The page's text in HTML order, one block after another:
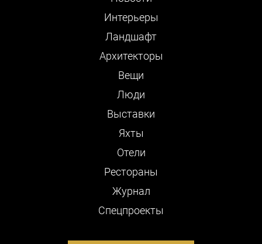
Интерьеры
Ландшафт
Архитекторы
Вещи
Люди
Выставки
Яхты
Отели
Рестораны
Журнал
Cпецпроекты